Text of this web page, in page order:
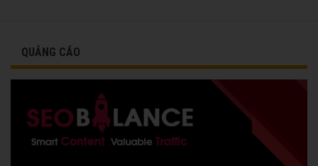
QUẢNG CÁO